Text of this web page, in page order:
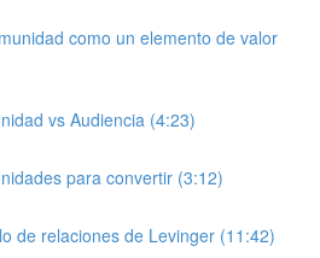
como un elemento de valor
vs Audiencia (4:23)
para convertir (3:12)
de relaciones de Levinger (11:42)